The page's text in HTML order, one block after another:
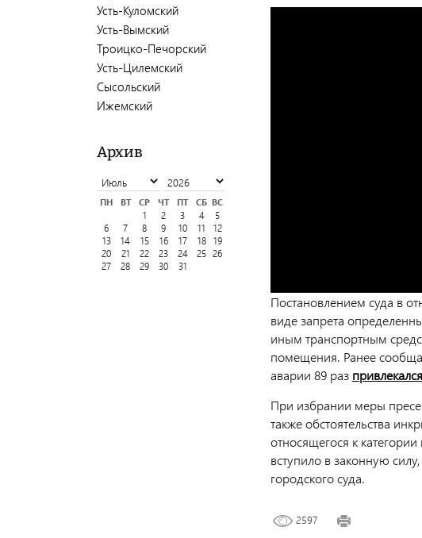
Усть-Куломский
Усть-Вымский
Троицко-Печорский
Усть-Цилемский
Сысольский
Ижемский
Архив
ПН ВТ СР ЧТ ПТ СБ ВС
1
2 3 4
5
6
7 8 9 10 11
12
13
14 15 16 17 18
19
20
21 22 23 24 25 26
27
28 29 30 31
Постановлением суда в
виде запрета
иным транспортным
помещения. Ранее
аварии 89 раз привлекался
При избрании меры
также обстоятельства
относящегося к
вступило в законную
городского суда.
2597